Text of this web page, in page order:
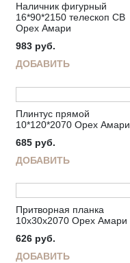
Наличник фигурный
16*90*2150 телескоп СВ
Орех Амари
983 руб.
ДОБАВИТЬ
Плинтус прямой
10*120*2070 Орех Амари
685 руб.
ДОБАВИТЬ
Притворная планка
10х30х2070 Орех Амари
626 руб.
ДОБАВИТЬ